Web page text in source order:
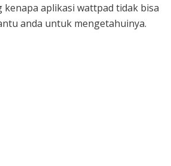
kenapa aplikasi wattpad tidak bisa
anda untuk mengetahuinya.